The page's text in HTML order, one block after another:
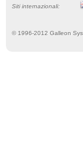
Siti internazionali:
© 1996-2012 Galleon